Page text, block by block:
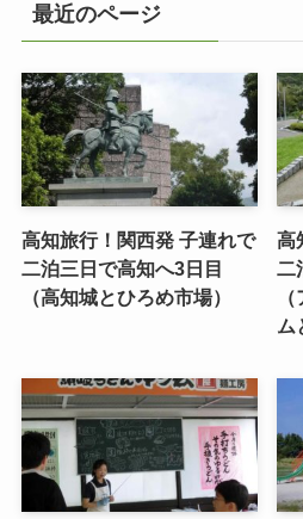
最近のページ
高知旅行！関西発 子連れで
二泊三日で高知へ3日目
（高知城とひろめ市場）
高
二
ム